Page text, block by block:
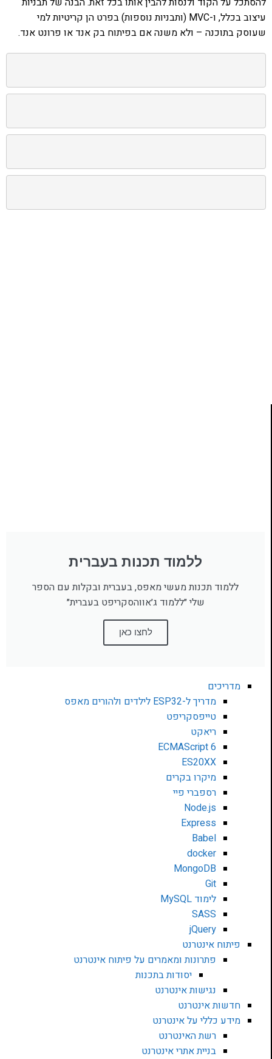
עיצוב בכלל, ו-MVC (ותבניות נוספות) בפרט הן קריטיות למי
שעוסק בתוכנה – ולא משנה אם בפיתוח בק אנד או פרונט אנד.
ללמוד תכנות בעברית
ללמוד תכנות מעשי מאפס, בעברית ובקלות עם הספר
שלי ״ללמוד ג׳אווהסקריפט בעברית״
לחצו כאן
מדריכים
מדריך ל-ESP32 לילדים ולהורים מאפס
טייפסקריפט
ריאקט
ECMAScript 6
ES20XX
מיקרו בקרים
רספברי פיי
Node.js
Express
Babel
docker
MongoDB
Git
לימוד MySQL
SASS
jQuery
פיתוח אינטרנט
פתרונות ומאמרים על פיתוח אינטרנט
יסודות בתכנות
נגישות אינטרנט
חדשות אינטרנט
מידע כללי על אינטרנט
רשת האינטרנט
בניית אתרי אינטרנט